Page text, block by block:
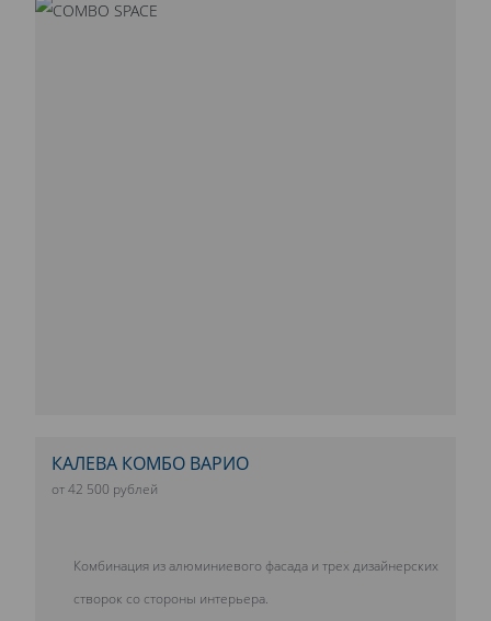
КАЛЕВА КОМБО ВАРИО
от 42 500 рублей
Комбинация из алюминиевого фасада и трех дизайнерских
створок со стороны интерьера.